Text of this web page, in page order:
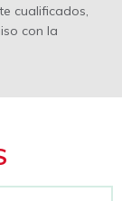
cualificados,
con la